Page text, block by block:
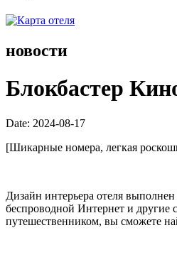
новости
Блокбастер
Date: 2024-08-17
[Шикарные номера, легкая
Дизайн интерьера отеля
беспроводной Интернет и другие
путешественником, вы сможете